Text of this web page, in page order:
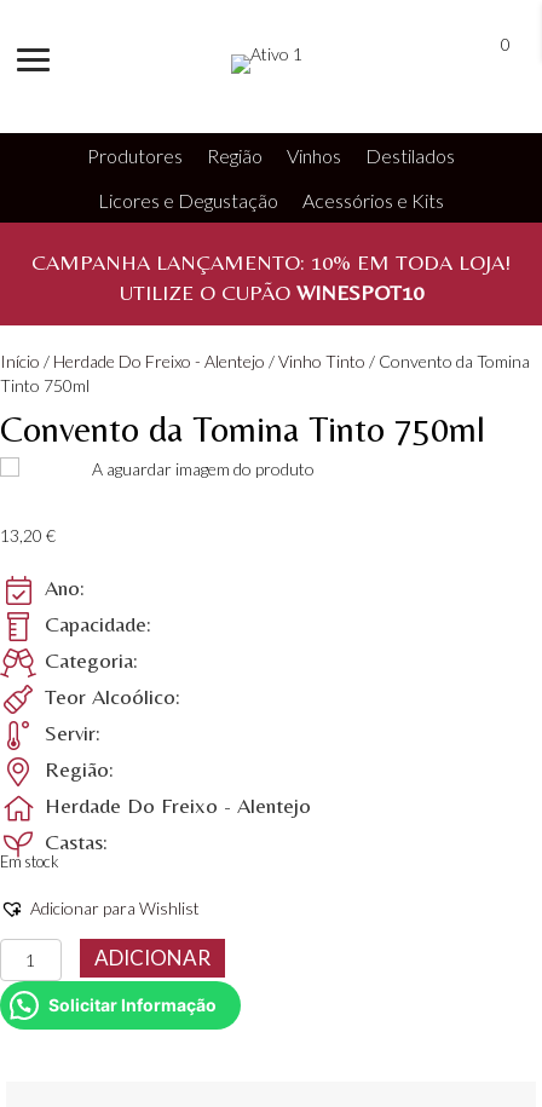
0
Produtores Região Vinhos
Destilados
Licores e Degustação
Acessórios e Kits
CAMPANHA LANÇAMENTO: 10% EM TODA LOJA!
UTILIZE O CUPÃO WINESPOT10
Início / Herdade Do Freixo - Alentejo /Vinho Tinto / Convento da Tomina
Tinto 750ml
Convento da Tomina Tinto 750ml
13,20 €
Ano:
Capacidade:
Categoria:
Teor Alcoólico:
Servir:
Região:
Herdade Do Freixo - Alentejo
Castas:
Em stock
Adicionar para Wishlist
Quantidade
de
Convento
da
ADICIONAR
Solicitar Informação